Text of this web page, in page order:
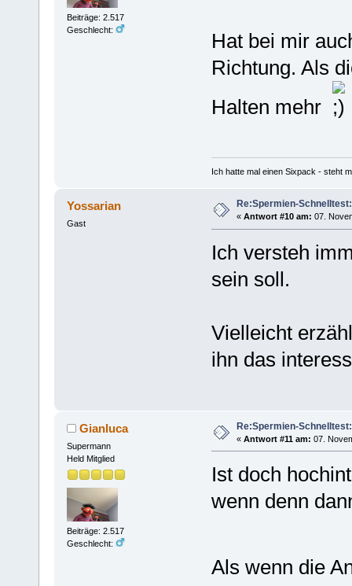
Beiträge: 2.517
Geschlecht:
Hat bei mir
Richtung. Als
Halten mehr
Ich hatte mal einen Sixpack - steht
Yossarian
Gast
Re:Spermien-
« Antwort #10 am: 07.
Ich versteh
sein soll.
Vielleicht
ihn das
Gianluca
Supermann
Held Mitglied
Beiträge: 2.517
Geschlecht:
Re:Spermien-
« Antwort #11 am: 07.
Ist doch
wenn denn
Als wenn die